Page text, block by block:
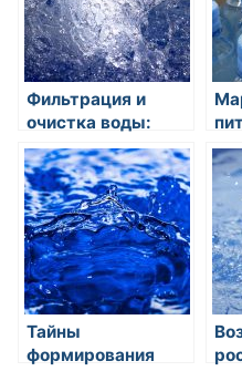
Фильтрация и
очистка воды:
основные
принципы и
методы
Тайны
формирования